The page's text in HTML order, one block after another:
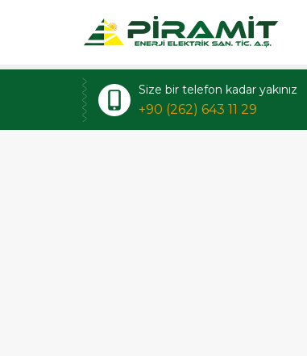
Size bir telefon kadar yakınız
+90 (262) 643 11 29